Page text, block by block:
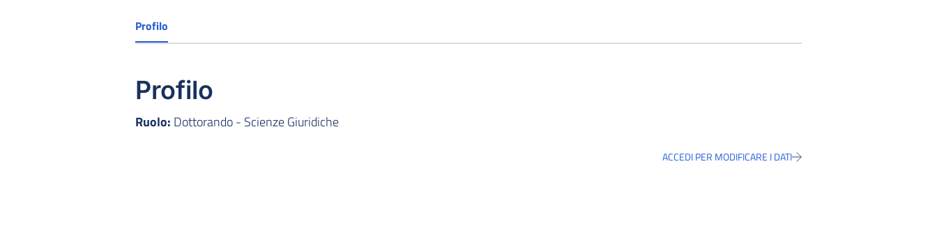
Profilo
Profilo
Ruolo: Dottorando - Scienze Giuridiche
ACCEDI PER MODIFICARE I DATI